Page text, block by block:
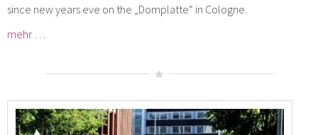
since new years eve on the „Domplatte“ in Cologne.
mehr …